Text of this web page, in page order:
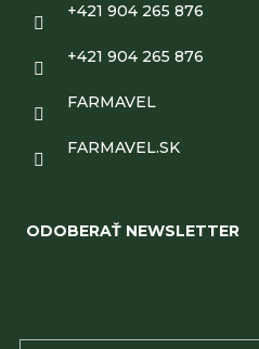
+421 904 265 876
+421 904 265 876
FARMAVEL
FARMAVEL.SK
ODOBERAŤ NEWSLETTER